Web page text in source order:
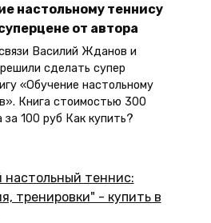
настольному теннису
от автора
Василий Жданов и
сделать супер
«Обучение настольному
Книга стоимостью 300
за 100 руб Как купить?